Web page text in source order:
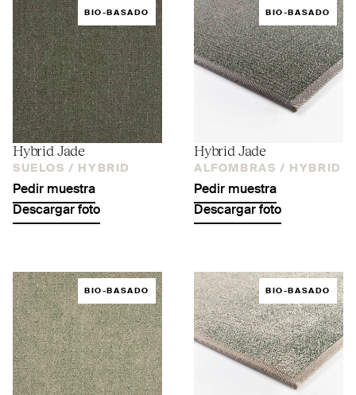
BIO-BASADO
Hybrid Jade
SUELOS / HYBRID
Pedir muestra
Descargar foto
BIO-BASADO
Hybrid Jade
ALFOMBRAS / HYBRID
Pedir muestra
Descargar foto
BIO-BASADO BIO-BASADO